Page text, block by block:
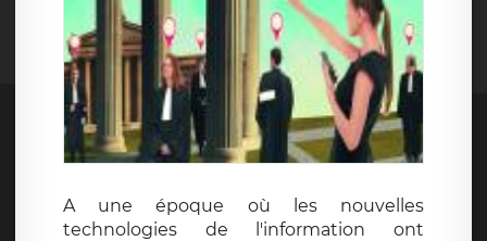
A une époque où les nouvelles
technologies de l'information ont